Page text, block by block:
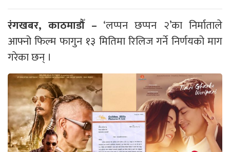
रंगखबर, काठमाडौँ – ‘लप्पन छप्पन २’का निर्माताले
आफ्नो फिल्म फागुन १३ मितिमा रिलिज गर्ने निर्णयको माग
गरेका छन् ।